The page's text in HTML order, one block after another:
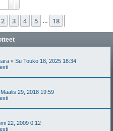
/18
2 3 4 5 18
« Su Touko 18, 2025 18:34
29, 2018 19:59
22, 2009 0:12